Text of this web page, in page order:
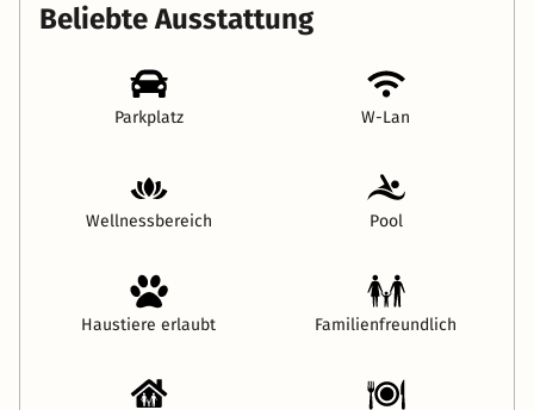
Beliebte Ausstattung
Parkplatz W-Lan
Wellnessbereich Pool
Haustiere erlaubt Familienfreundlich